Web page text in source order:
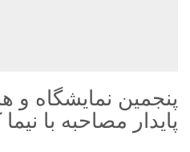
پنجمین نمایشگاه و
پایدار مصاحبه با